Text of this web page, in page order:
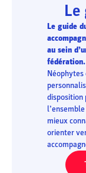
Le
Le guide
au sein
fédération.
Néophytes
disposition
mieux
orienter